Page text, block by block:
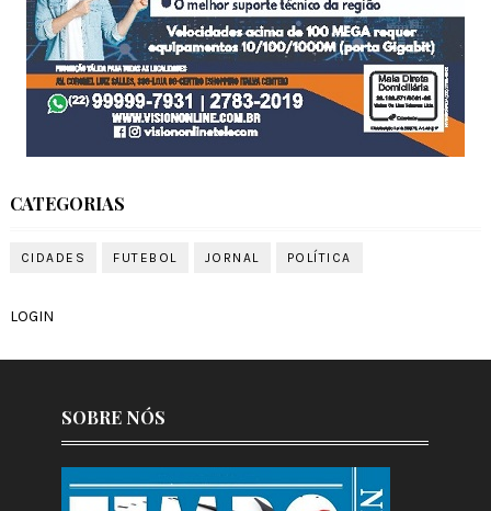
CATEGORIAS
CIDADES FUTEBOL JORNAL POLÍTICA
LOGIN
SOBRE NÓS